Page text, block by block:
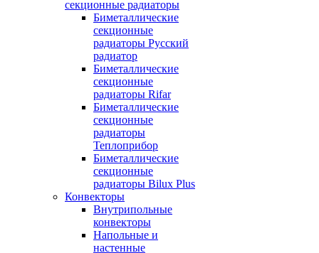
секционные радиаторы
Биметаллические
секционные
радиаторы Русский
радиатор
Биметаллические
секционные
радиаторы Rifar
Биметаллические
секционные
радиаторы
Теплоприбор
Биметаллические
секционные
радиаторы Bilux Plus
Конвекторы
Внутрипольные
конвекторы
Напольные и
настенные